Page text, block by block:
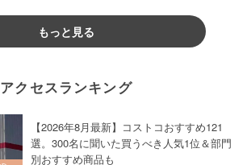
もっと見る
アクセスランキング
【2026年8月最新】コストコおすすめ121
選。300名に聞いた買うべき人気1位＆部門
別おすすめ商品も